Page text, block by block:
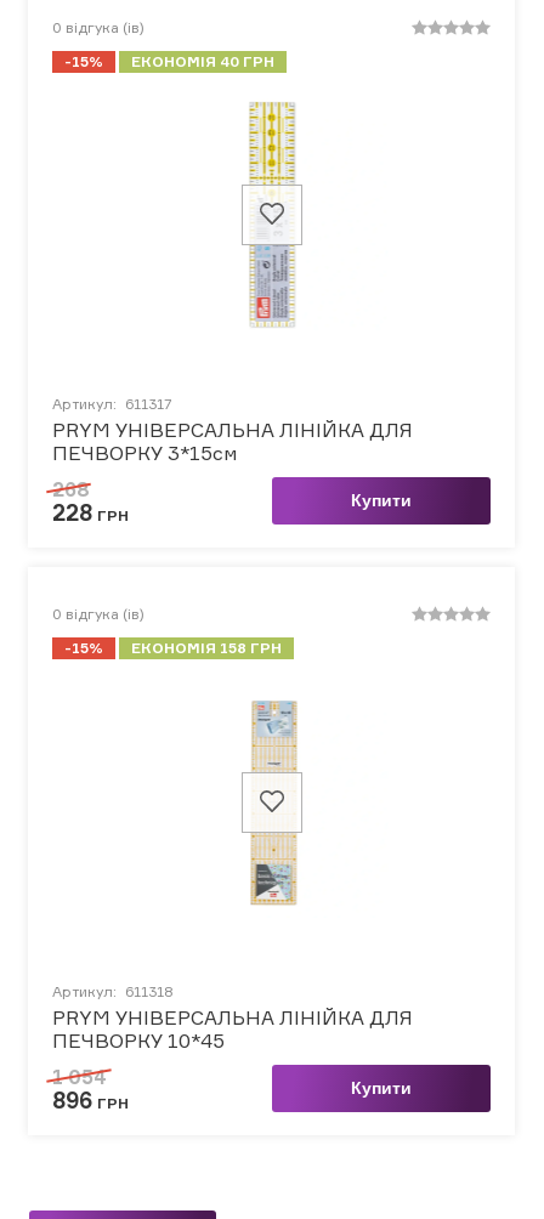
0 відгука (ів)
-15%
ЕКОНОМІЯ 40 ГРН
Артикул: 611317
PRYM УНІВЕРСАЛЬНА ЛІНІЙКА ДЛЯ
ПЕЧВОРКУ 3*15см
268
228 ГРН
Купити
0 відгука (ів)
-15%
ЕКОНОМІЯ 158 ГРН
Артикул: 611318
PRYM УНІВЕРСАЛЬНА ЛІНІЙКА ДЛЯ
ПЕЧВОРКУ 10*45
1 054
896 ГРН
Купити